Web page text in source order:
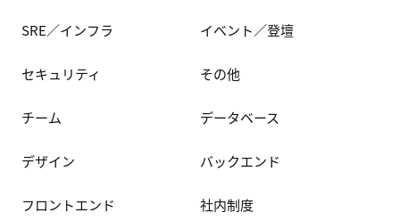
SRE／インフラ イベント／登壇
セキュリティ その他
チーム データベース
デザイン バックエンド
フロントエンド 社内制度